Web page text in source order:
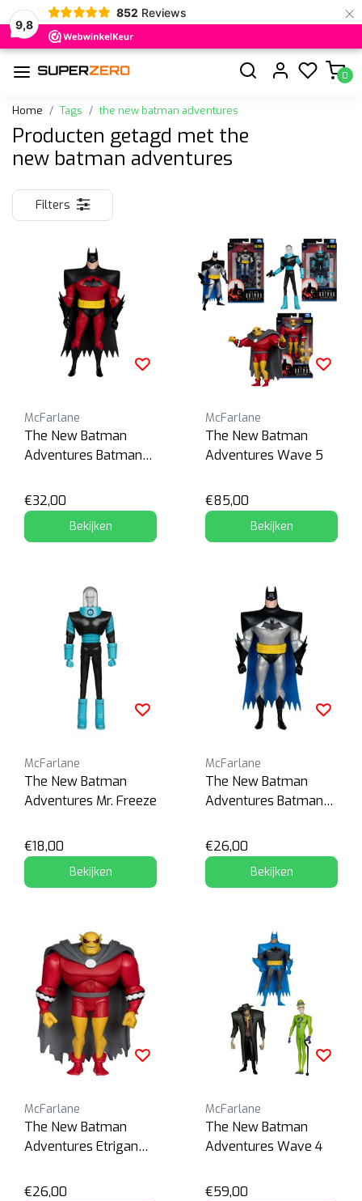
9,8
852 Reviews ×
0
Home Tags the new batman adventures
Producten getagd met the
new batman adventures
Filters
McFarlane
The New Batman
Adventures Batman
€32,00
Bekijken
McFarlane
The New Batman
Adventures Wave 5
€85,00
Bekijken
McFarlane
The New Batman
Adventures Mr. Freeze
€18,00
Bekijken
McFarlane
The New Batman
Adventures Batman
€26,00
Bekijken
McFarlane
The New Batman
Adventures Etrigan
€26,00
McFarlane
The New Batman
Adventures Wave 4
€59,00